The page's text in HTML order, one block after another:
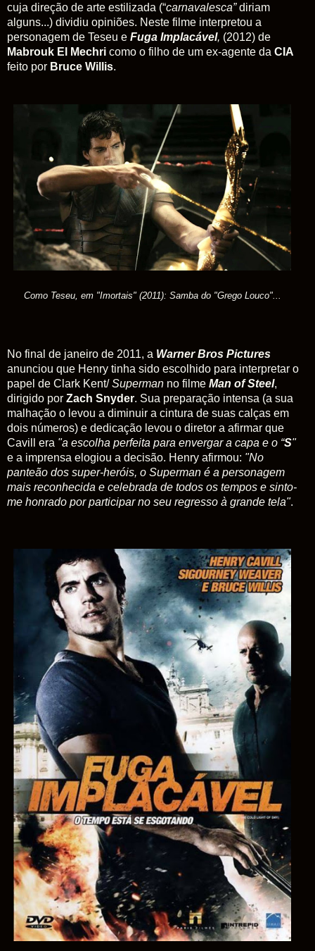
cuja direção de arte estilizada (“carnavalesca”diriam
alguns...) dividiu opiniões. Neste filme interpretou a
personagem de Teseu e Fuga Implacável, (2012) de
Mabrouk El Mechri como o filho de um ex-agente da CIA
feito por Bruce Willis.
Como Teseu, em "Imortais" (2011): Samba do "Grego Louco"...
No final de janeiro de 2011, a Warner Bros Pictures
anunciou que Henry tinha sido escolhido para interpretar o
papel de Clark Kent/Superman no filme Man of Steel,
dirigido por Zach Snyder. Sua preparação intensa (a sua
malhação o levou a diminuir a cintura de suas calças em
dois números) e dedicação levou o diretor a afirmar que
Cavill era "a escolha perfeita para envergar a capa e o “S"
e a imprensa elogiou a decisão. Henry afirmou: "No
panteão dos super-heróis, o Superman é a personagem
mais reconhecida e celebrada de todos os tempos e sinto-
me honrado por participar no seu regresso à grande tela".